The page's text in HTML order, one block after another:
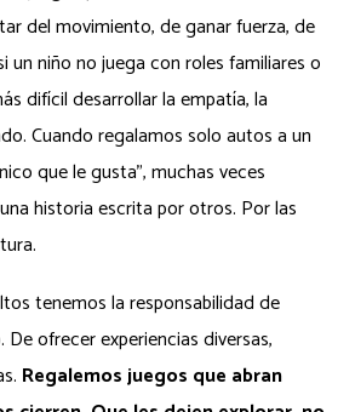
del movimiento, de ganar fuerza, de
un niño no juega con roles familiares o
difícil desarrollar la empatía, la
Cuando regalamos solo autos a un
que le gusta”, muchas veces
historia escrita por otros. Por las
tenemos la responsabilidad de
De ofrecer experiencias diversas,
Regalemos juegos que abran